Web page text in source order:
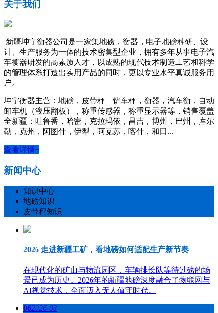
关于我们
新疆坤宁衡器公司是一家集地磅，衡器，电子地磅科研、设
计、生产服务为一体的技术密集型企业，拥有多年从事电子汽
车衡器研发的高素质人才，以成熟的现代技术制造工艺和科学
的管理体系打造出实用产品的同时，更以专业水平真诚服务用
户。
坤宁衡器主营：地磅，皮带秤，铲车秤，衡器，汽车衡，自动
卸车机（液压翻板），称重传感器，称重显示器等，销售覆盖
全新疆：吐鲁番，哈密，克拉玛依，昌吉，博州，巴州，库尔
勒，克州，阿图什，伊犁，阿克苏，喀什，和田...
查看详情+
新闻中心
知识中心
地磅知识
皮带秤知识
2026 走进新疆工矿，看地磅如何适配生产新节奏
在现代化的矿山与物流园区，车辆排长队等待过磅的场
景已成为历史。2026年的新疆地磅深度融合了物联网与
AI视觉技术，全面迈入无人值守时代。
062026-08